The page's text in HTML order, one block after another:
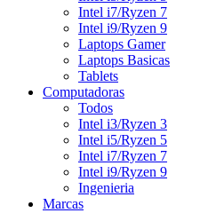
Intel i7/Ryzen 7
Intel i9/Ryzen 9
Laptops Gamer
Laptops Basicas
Tablets
Computadoras
Todos
Intel i3/Ryzen 3
Intel i5/Ryzen 5
Intel i7/Ryzen 7
Intel i9/Ryzen 9
Ingenieria
Marcas